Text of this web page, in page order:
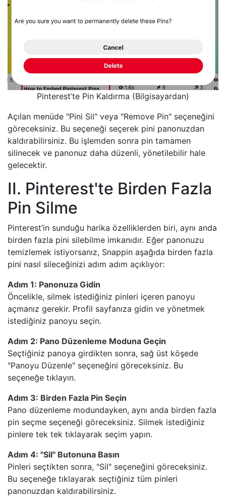
Pinterest’te Pin Kaldırma (Bilgisayardan)
Açılan menüde "Pini Sil" veya "Remove Pin" seçeneğini
göreceksiniz. Bu seçeneği seçerek pini panonuzdan
kaldırabilirsiniz. Bu işlemden sonra pin tamamen
silinecek ve panonuz daha düzenli, yönetilebilir hale
gelecektir.
II. Pinterest'te Birden Fazla
Pin Silme
Pinterest’in sunduğu harika özelliklerden biri, aynı anda
birden fazla pini silebilme imkanıdır. Eğer panonuzu
temizlemek istiyorsanız, Snappin aşağıda birden fazla
pini nasıl sileceğinizi adım adım açıklıyor:
Adım 1: Panonuza Gidin
Öncelikle, silmek istediğiniz pinleri içeren panoyu
açmanız gerekir. Profil sayfanıza gidin ve yönetmek
istediğiniz panoyu seçin.
Adım 2: Pano Düzenleme Moduna Geçin
Seçtiğiniz panoya girdikten sonra, sağ üst köşede
"Panoyu Düzenle" seçeneğini göreceksiniz. Bu
seçeneğe tıklayın.
Adım 3: Birden Fazla Pin Seçin
Pano düzenleme modundayken, aynı anda birden fazla
pin seçme seçeneği göreceksiniz. Silmek istediğiniz
pinlere tek tek tıklayarak seçim yapın.
Adım 4: "Sil" Butonuna Basın
Pinleri seçtikten sonra, "Sil" seçeneğini göreceksiniz.
Bu seçeneğe tıklayarak seçtiğiniz tüm pinleri
panonuzdan kaldırabilirsiniz.